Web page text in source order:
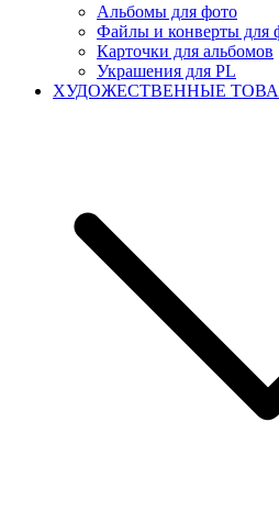
Альбомы для фото
Файлы и конверты для
Карточки для альбомов
Украшения для PL
ХУДОЖЕСТВЕННЫЕ